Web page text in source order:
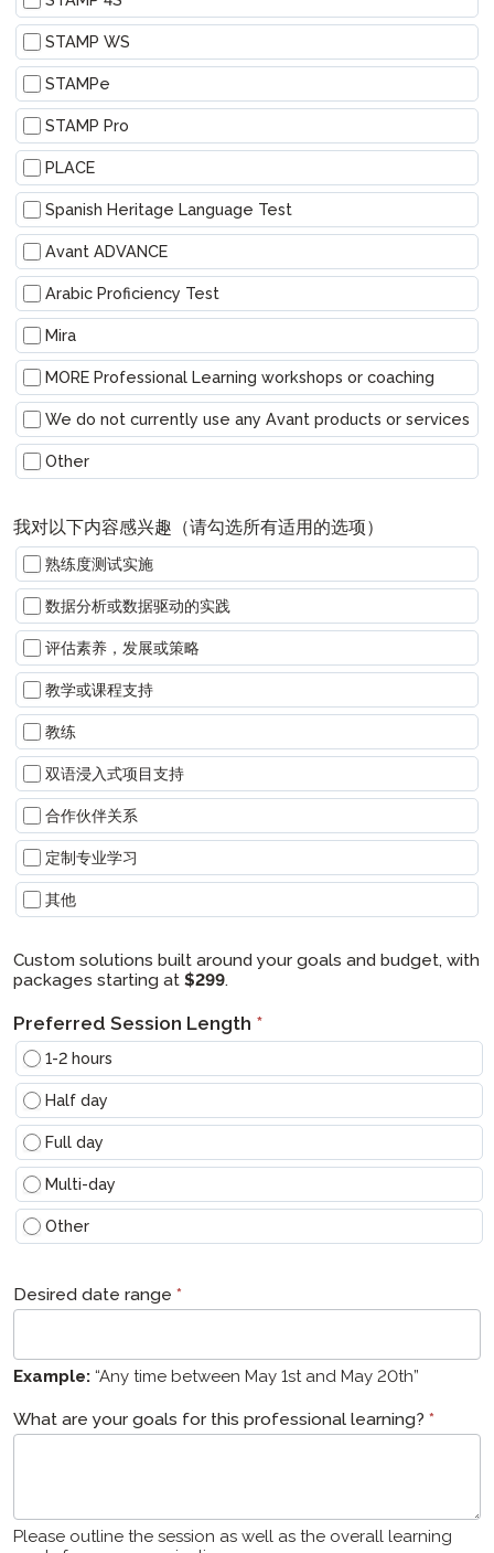
STAMP WS
STAMPe
STAMP Pro
PLACE
Spanish Heritage Language Test
Avant ADVANCE
Arabic Proficiency Test
Mira
MORE Professional Learning workshops or coaching
We do not currently use any Avant products or services
Other
其他
我对以下内容感兴趣（请勾选所有适用的选项）
熟练度测试实施
数据分析或数据驱动的实践
评估素养，发展或策略
教学或课程支持
教练
双语浸入式项目支持
合作伙伴关系
定制专业学习
其他
其他
Custom solutions built around your goals and budget, with
packages starting at $299.
Preferred Session Length *
1-2 hours
Half day
Full day
Multi-day
Other
其他
Desired date range *
Example: “Any time between May 1st and May 20th”
What are your goals for this professional learning? *
Please outline the session as well as the overall learning